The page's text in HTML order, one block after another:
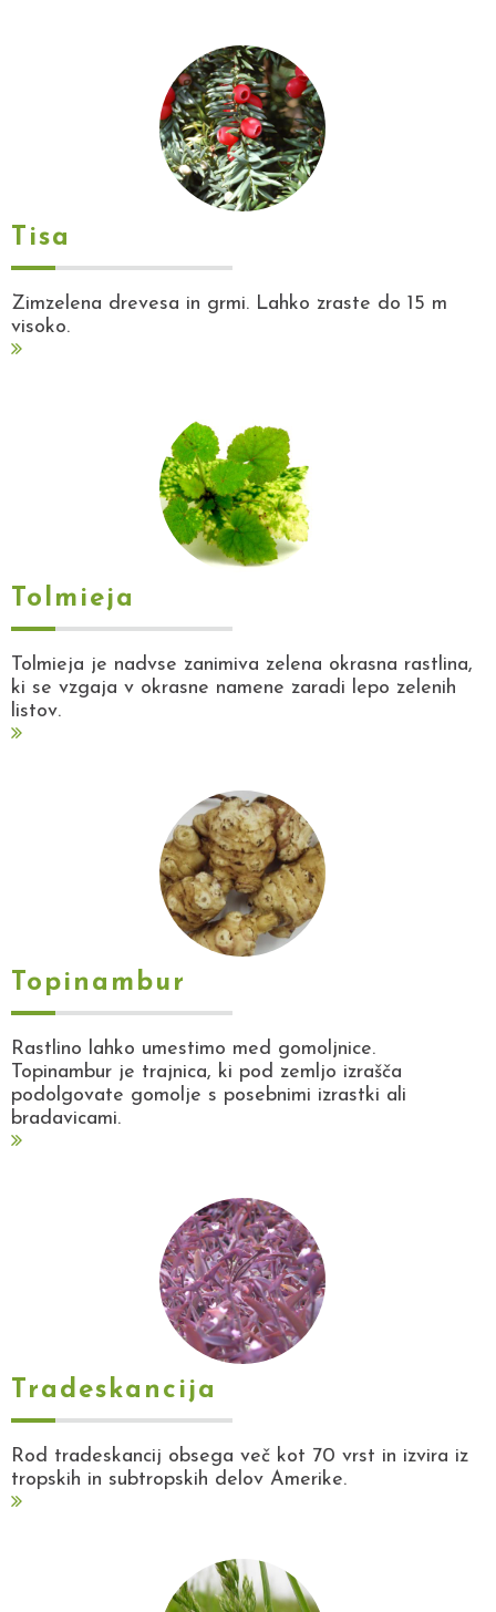
Tisa
Zimzelena drevesa in grmi. Lahko zraste do 15 m
visoko.
Tolmieja
Tolmieja je nadvse zanimiva zelena okrasna rastlina,
ki se vzgaja v okrasne namene zaradi lepo zelenih
listov.
Topinambur
Rastlino lahko umestimo med gomoljnice.
Topinambur je trajnica, ki pod zemljo izrašča
podolgovate gomolje s posebnimi izrastki ali
bradavicami.
Tradeskancija
Rod tradeskancij obsega več kot 70 vrst in izvira iz
tropskih in subtropskih delov Amerike.